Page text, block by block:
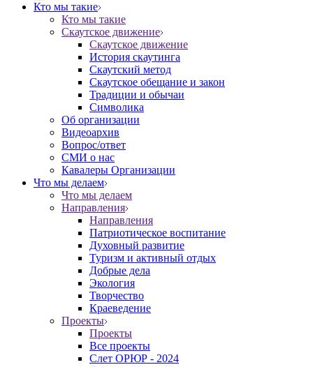
Кто мы такие
Кто мы такие
Скаутское движение
Скаутское движение
История скаутинга
Скаутский метод
Скаутское обещание и закон
Традиции и обычаи
Символика
Об организации
Видеоархив
Вопрос/ответ
СМИ о нас
Кавалеры Организации
Что мы делаем
Что мы делаем
Направления
Направления
Патриотическое воспитание
Духовный развитие
Туризм и активный отдых
Добрые дела
Экология
Творчество
Краеведение
Проекты
Проекты
Все проекты
Слет ОРЮР - 2024